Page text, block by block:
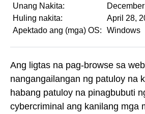
Unang Nakita:
Huling nakita:
April 28,
Apektado ang (mga) OS:
Windows
Ang ligtas na pag-browse sa
nangangailangan ng patuloy na
habang patuloy na pinagbubuti
cybercriminal ang kanilang mga